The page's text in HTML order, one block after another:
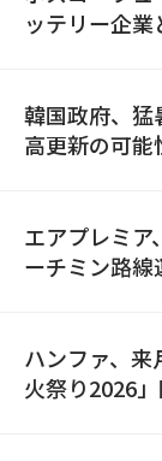
ッテリー企
韓国政府、猛
高更新の可能
エアプレミア
ーチミン路
ハンファ、
火祭り2026